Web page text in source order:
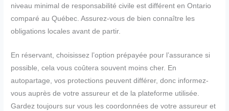
niveau minimal de responsabilité civile est différent en Ontario
comparé au Québec. Assurez-vous de bien connaître les
obligations locales avant de partir.
En réservant, choisissez l’option prépayée pour l’assurance si
possible, cela vous coûtera souvent moins cher. En
autopartage, vos protections peuvent différer, donc informez-
vous auprès de votre assureur et de la plateforme utilisée.
Gardez toujours sur vous les coordonnées de votre assureur et